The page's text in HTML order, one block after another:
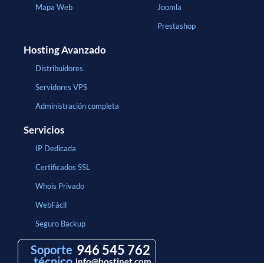
Mapa Web
Joomla
Prestashop
Hosting Avanzado
Distribuidores
Servidores VPS
Administración completa
Servicios
IP Dedicada
Certificados SSL
Whois Privado
WebFácil
Seguro Backup
Soporte 946 545 762